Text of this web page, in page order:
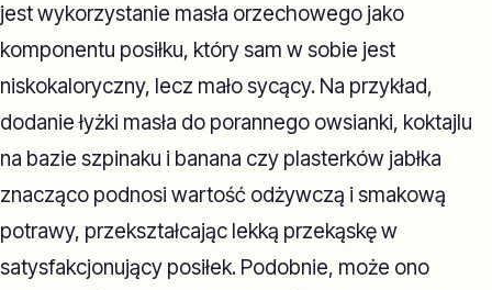
jest wykorzystanie masła orzechowego jako
komponentu posiłku, który sam w sobie jest
niskokaloryczny, lecz mało sycący. Na przykład,
dodanie łyżki masła do porannego owsianki, koktajlu
na bazie szpinaku i banana czy plasterków jabłka
znacząco podnosi wartość odżywczą i smakową
potrawy, przekształcając lekką przekąskę w
satysfakcjonujący posiłek. Podobnie, może ono